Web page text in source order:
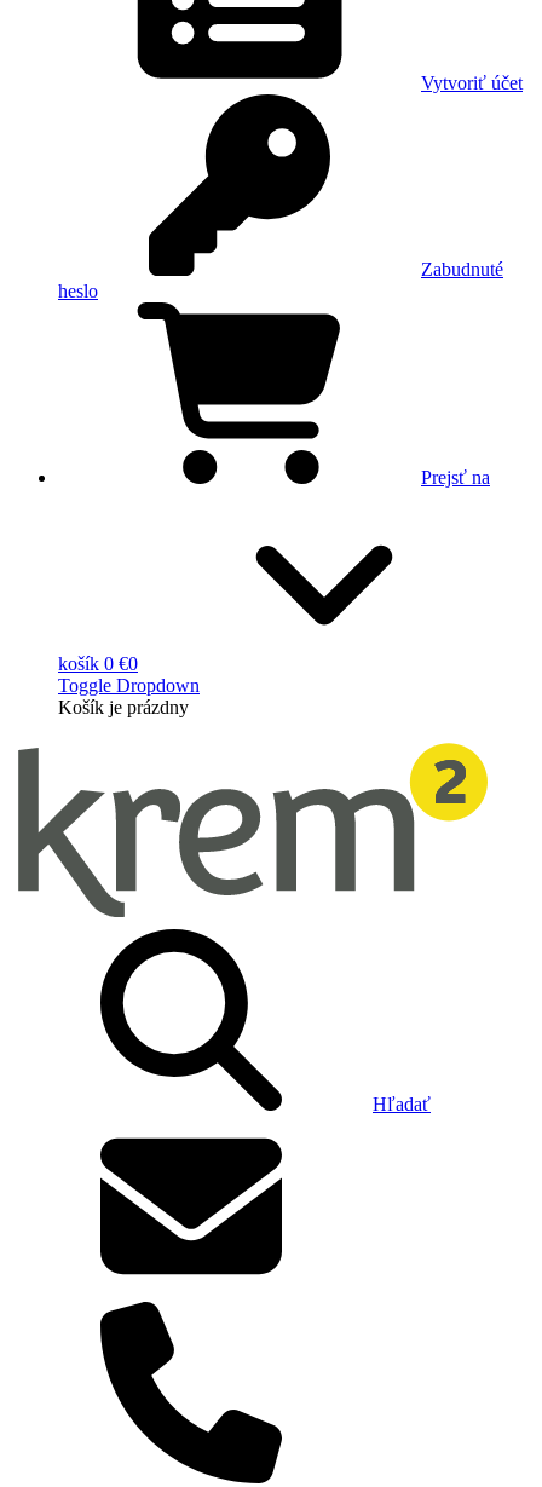
Vytvoriť účet
Zabudnuté
heslo
Prejsť na
košík 0 €0
Toggle Dropdown
Košík je prázdny
Hľadať